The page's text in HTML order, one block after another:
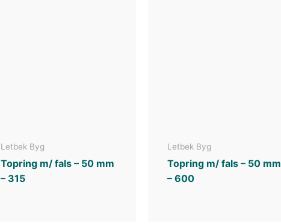
Letbek Byg
Topring m/ fals – 50 mm
– 315
Letbek Byg
Topring m/ fals – 50 mm
– 600